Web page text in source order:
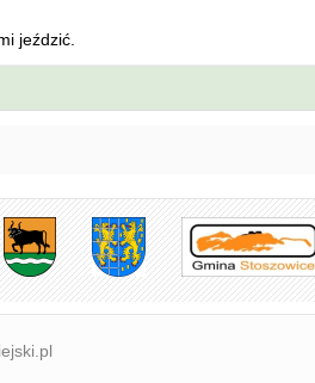
jeździć.